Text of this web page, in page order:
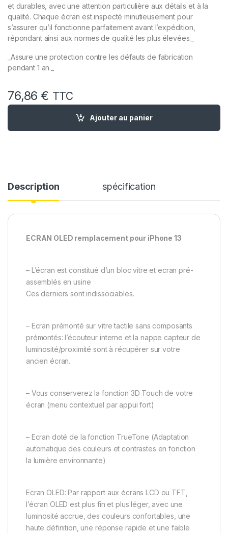
et durables, avec une attention particulière aux détails et à la
qualité. Chaque écran est inspecté minutieusement pour
s’assurer qu’il fonctionne parfaitement avant l’expédition,
répondant ainsi aux normes de qualité les plus élevées._
_Assure une protection contre les défauts de fabrication
pendant 1 an._
76,86 € TTC
quantité de Ecran OLED Remplacement pour iPhone 13
Ajouter au panier
Description spécification
ECRAN OLED remplacement pour iPhone 13
– L’écran est constitué d’un bloc vitre et ecran pré-
assemblés en usine
Ces derniers sont indissociables.
– Ecran prémonté sur vitre tactile sans composants
prémontés: l’écouteur interne et la nappe capteur de
luminosité/proximité sont à récupérer sur votre
ancien écran.
– Vous conserverez la fonction 3D Touch de votre
écran (menu contextuel par appui fort)
– Ecran doté de la fonction TrueTone (Adaptation
automatique des couleurs et contrastes en fonction
la lumière environnante)
Ecran OLED: Par rapport aux écrans LCD ou TFT,
l’écran OLED est plus fin et plus léger, avec une
luminosité accrue, des couleurs confortables, une
haute définition, une réponse rapide et une faible